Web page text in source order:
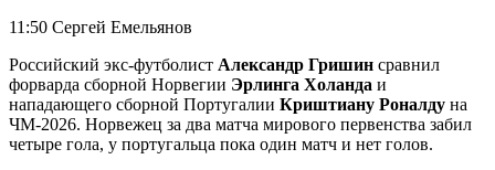
11:50 Сергей Емельянов
Российский экс-футболист Александр Гришин сравнил
форварда сборной Норвегии Эрлинга Холанда и
нападающего сборной Португалии Криштиану Роналду на
ЧМ-2026. Норвежец за два матча мирового первенства забил
четыре гола, у португальца пока один матч и нет голов.